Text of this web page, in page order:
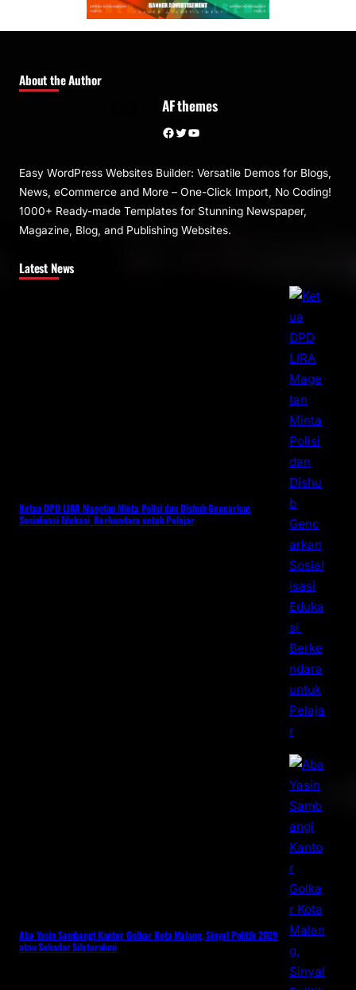
About the Author
AF themes
Facebook Twitter YouTube
Easy WordPress Websites Builder: Versatile Demos for Blogs,
News, eCommerce and More – One-Click Import, No Coding!
1000+ Ready-made Templates for Stunning Newspaper,
Magazine, Blog, and Publishing Websites.
Latest News
Ketua DPD LIRA Magetan Minta Polisi dan Dishub Gencarkan
Sosialisasi Edukasi Berkendara untuk Pelajar
Aba Yasin Sambangi Kantor Golkar Kota Malang, Sinyal Politik 2029
atau Sekadar Silaturahmi